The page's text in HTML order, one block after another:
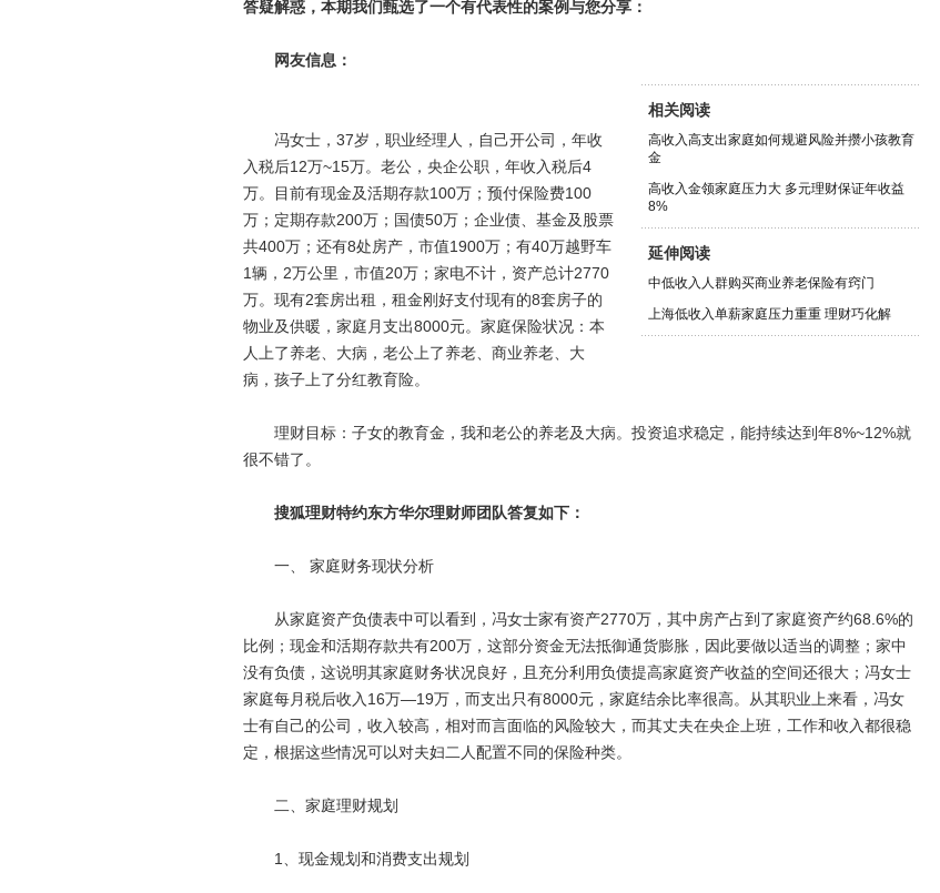
答疑解惑，本期我们甄选了一个有代表性的案例与您分享：
网友信息：
相关阅读
高收入高支出家庭如何规避风险并攒小孩教育
金
高收入金领家庭压力大 多元理财保证年收益
8%
延伸阅读
中低收入人群购买商业养老保险有窍门
上海低收入单薪家庭压力重重 理财巧化解
冯女士，37岁，职业经理人，自己开公司，年收
入税后12万~15万。老公，央企公职，年收入税后4
万。目前有现金及活期存款100万；预付保险费100
万；定期存款200万；国债50万；企业债、基金及股票
共400万；还有8处房产，市值1900万；有40万越野车
1辆，2万公里，市值20万；家电不计，资产总计2770
万。现有2套房出租，租金刚好支付现有的8套房子的
物业及供暖，家庭月支出8000元。家庭保险状况：本
人上了养老、大病，老公上了养老、商业养老、大
病，孩子上了分红教育险。
理财目标：子女的教育金，我和老公的养老及大病。投资追求稳定，能持续达到年8%~12%就
很不错了。
搜狐理财特约东方华尔理财师团队答复如下：
一、 家庭财务现状分析
从家庭资产负债表中可以看到，冯女士家有资产2770万，其中房产占到了家庭资产约68.6%的
比例；现金和活期存款共有200万，这部分资金无法抵御通货膨胀，因此要做以适当的调整；家中
没有负债，这说明其家庭财务状况良好，且充分利用负债提高家庭资产收益的空间还很大；冯女士
家庭每月税后收入16万—19万，而支出只有8000元，家庭结余比率很高。从其职业上来看，冯女
士有自己的公司，收入较高，相对而言面临的风险较大，而其丈夫在央企上班，工作和收入都很稳
定，根据这些情况可以对夫妇二人配置不同的保险种类。
二、家庭理财规划
1、现金规划和消费支出规划